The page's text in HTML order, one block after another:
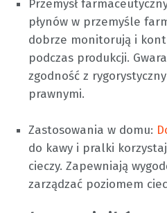
Przemysł
płynów w przemyśle
dobrze monitorują i
podczas produkcji.
zgodność z
prawnymi.
Zastosowania w domu:
do kawy i pralki
cieczy. Zapewniają
zarządzać poziomem